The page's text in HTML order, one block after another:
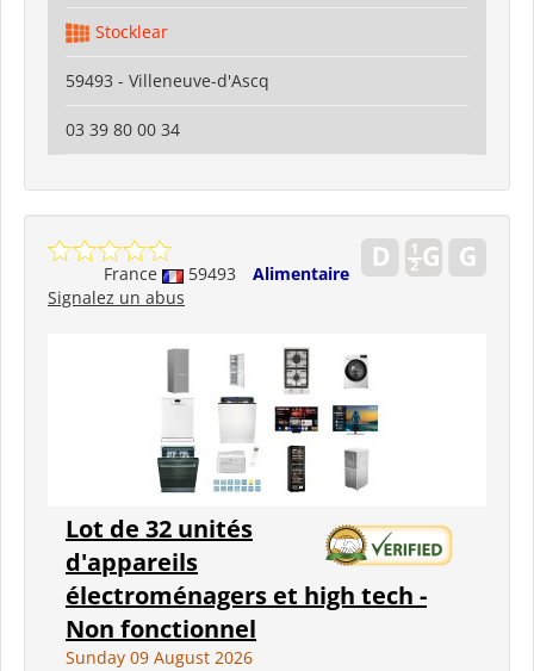
Stocklear
59493 - Villeneuve-d'Ascq
03 39 80 00 34
France 59493
Alimentaire
Signalez un abus
Lot de 32 unités
d'appareils
électroménagers et high tech -
Non fonctionnel
Sunday 09 August 2026